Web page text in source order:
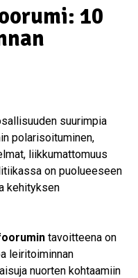
10
suurimpia
polarisoituminen,
liikkumattomuus
on puolueeseen
kehityksen
tavoitteena on
leiritoiminnan
nuorten kohtaamiin